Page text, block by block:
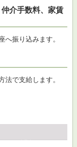
介手数料、家賃
へ振り込みます。
法で支給します。